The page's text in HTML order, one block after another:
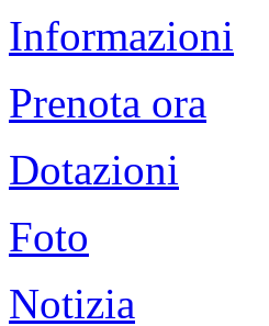
Informazioni
Prenota ora
Dotazioni
Foto
Notizia